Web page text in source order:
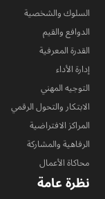
السلوك والشخصية
الدوافع والقيم
القدرة المعرفية
إدارة الأداء
التوجيه المهني
الابتكار والتحول الرقمي
المراكز الافتراضية
الرفاهية والمشاركة
محاكاة الأعمال
نظرة عامة